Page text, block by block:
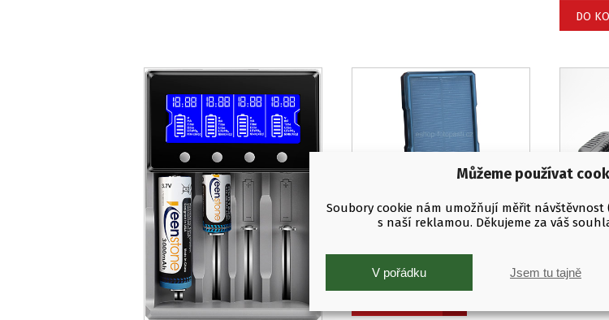
Můžeme používat
Soubory cookie nám umožňují měřit
s naší reklamou. Děkujeme za váš
V pořádku Jsem tu tajně
DO
Solární panel KeepGuard